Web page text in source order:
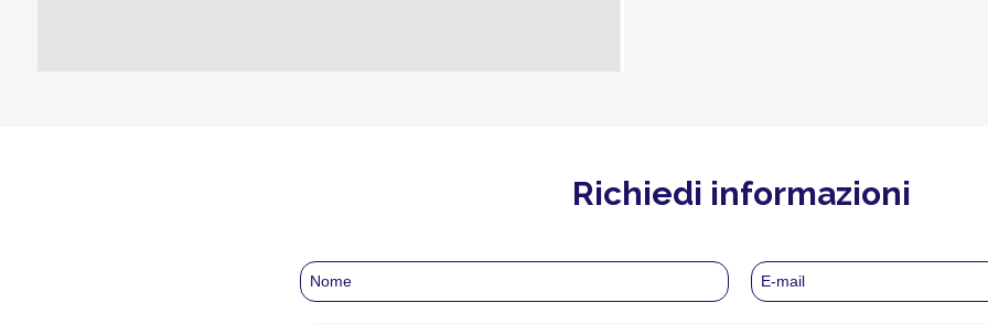
Richiedi informazioni